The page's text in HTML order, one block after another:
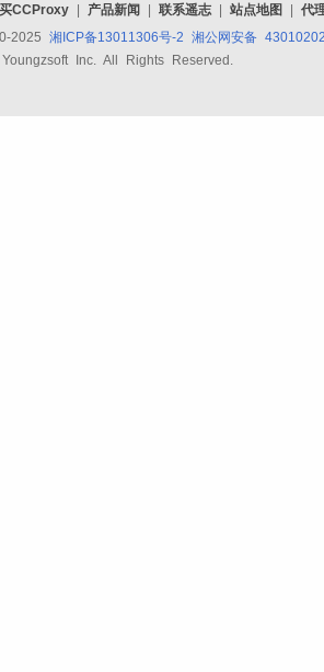
CCProxy 产品新闻 联系遥志 站点地图
代
2025 湘ICP备13011306号-2 湘公网安备
Inc. All Rights Reserved.